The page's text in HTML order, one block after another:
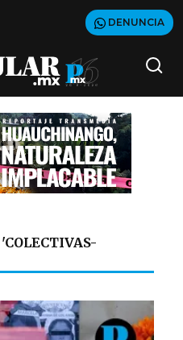
DENUNCIA
'COLECTIVAS-